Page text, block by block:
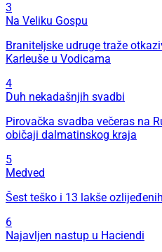
3
Na Veliku Gospu
Braniteljske udruge traže
Karleuše u Vodicama
4
Duh nekadašnjih svadbi
Pirovačka svadba večeras na
običaji dalmatinskog kraja
5
Medved
Šest teško i 13 lakše
6
Najavljen nastup u Haciendi